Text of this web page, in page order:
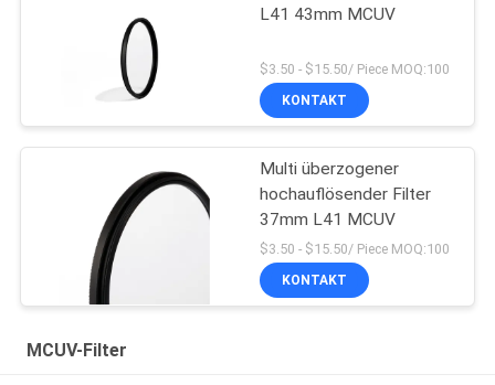
L41 43mm MCUV
$3.50 - $15.50/ Piece MOQ:100
KONTAKT
Multi überzogener
hochauflösender Filter
37mm L41 MCUV
$3.50 - $15.50/ Piece MOQ:100
KONTAKT
MCUV-Filter